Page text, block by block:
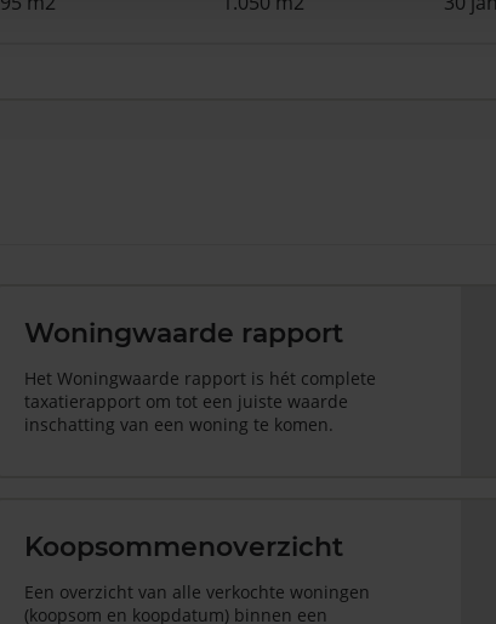
Woningwaarde rapport
Het Woningwaarde rapport is hét complete
taxatierapport om tot een juiste waarde
inschatting van een woning te komen.
Koopsommenoverzicht
Een overzicht van alle verkochte woningen
(koopsom en koopdatum) binnen een